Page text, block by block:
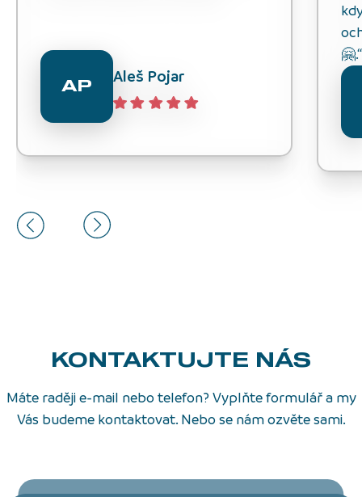
AP Aleš Pojar
KONTAKTUJTE NÁS
Máte raději e-mail nebo telefon? Vyplňte formulář a my
Vás budeme kontaktovat. Nebo se nám ozvěte sami.